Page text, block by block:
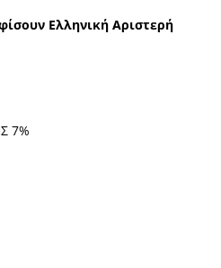
Ελληνική Αριστερή
7%